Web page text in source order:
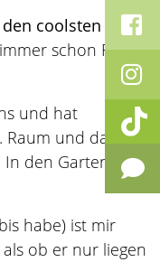
den coolsten Kater
schon Fotos
und hat
und danach
den Garten
habe) ist mir
ob er nur liegen